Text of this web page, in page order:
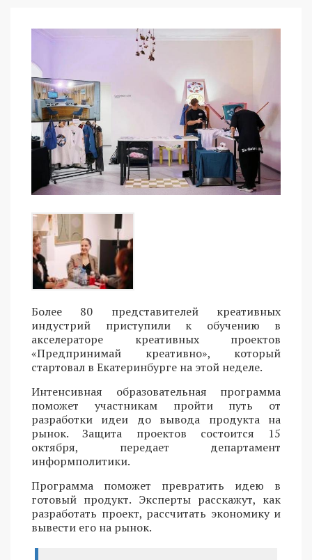
Более 80 представителей креативных
индустрий приступили к обучению в
акселераторе креативных проектов
«Предпринимай креативно», который
стартовал в Екатеринбурге на этой неделе.
Интенсивная образовательная программа
поможет участникам пройти путь от
разработки идеи до вывода продукта на
рынок. Защита проектов состоится 15
октября, передает департамент
информполитики.
Программа поможет превратить идею в
готовый продукт. Эксперты расскажут, как
разработать проект, рассчитать экономику и
вывести его на рынок.